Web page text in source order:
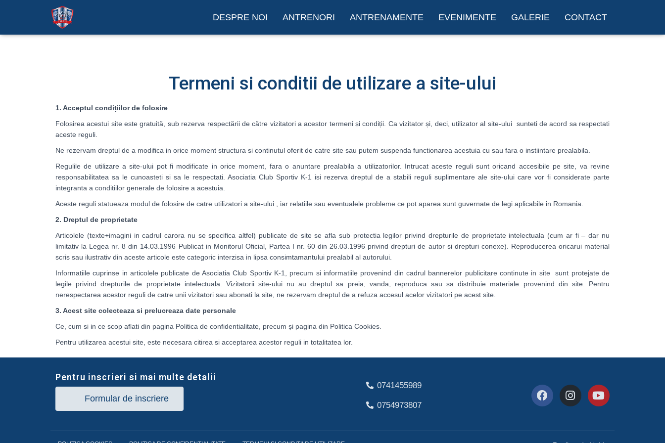
DESPRE NOI ANTRENORI ANTRENAMENTE EVENIMENTE GALERIE CONTACT
Termeni si conditii de utilizare a site-ului
1. Acceptul condițiilor de folosire
Folosirea acestui site este gratuită, sub rezerva respectării de către vizitatori a acestor termeni și condiții. Ca vizitator și, deci, utilizator al site-ului sunteti de acord sa respectati
aceste reguli.
Ne rezervam dreptul de a modifica in orice moment structura si continutul oferit de catre site sau putem suspenda functionarea acestuia cu sau fara o instiintare prealabila.
Regulile de utilizare a site-ului pot fi modificate in orice moment, fara o anuntare prealabila a utilizatorilor. Intrucat aceste reguli sunt oricand accesibile pe site, va revine
responsabilitatea sa le cunoasteti si sa le respectati. Asociatia Club Sportiv K-1 isi rezerva dreptul de a stabili reguli suplimentare ale site-ului care vor fi considerate parte
integranta a conditiilor generale de folosire a acestuia.
Aceste reguli statueaza modul de folosire de catre utilizatori a site-ului , iar relatiile sau eventualele probleme ce pot aparea sunt guvernate de legi aplicabile in Romania.
2. Dreptul de proprietate
Articolele (texte+imagini in cadrul carora nu se specifica altfel) publicate de site se afla sub protectia legilor privind drepturile de proprietate intelectuala (cum ar fi – dar nu
limitativ la Legea nr. 8 din 14.03.1996 Publicat in Monitorul Oficial, Partea I nr. 60 din 26.03.1996 privind drepturi de autor si drepturi conexe). Reproducerea oricarui material
scris sau ilustrativ din aceste articole este categoric interzisa in lipsa consimtamantului prealabil al autorului.
Informatiile cuprinse in articolele publicate de Asociatia Club Sportiv K-1, precum si informatiile provenind din cadrul bannerelor publicitare continute in site sunt protejate de
legile privind drepturile de proprietate intelectuala. Vizitatorii site-ului nu au dreptul sa preia, vanda, reproduca sau sa distribuie materiale provenind din site. Pentru
nerespectarea acestor reguli de catre unii vizitatori sau abonati la site, ne rezervam dreptul de a refuza accesul acelor vizitatori pe acest site.
3. Acest site colecteaza si prelucreaza date personale
Ce, cum si in ce scop aflati din pagina Politica de confidentialitate, precum și pagina din Politica Cookies.
Pentru utilizarea acestui site, este necesara citirea si acceptarea acestor reguli in totalitatea lor.
Pentru inscrieri si mai multe detalii
Formular de inscriere
0741455989
0754973807